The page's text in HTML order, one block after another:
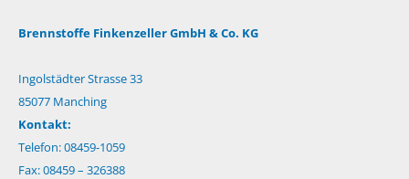
Brennstoffe Finkenzeller GmbH & Co. KG
Ingolstädter Strasse 33
85077 Manching
Kontakt:
Telefon: 08459-1059
Fax: 08459 – 326388